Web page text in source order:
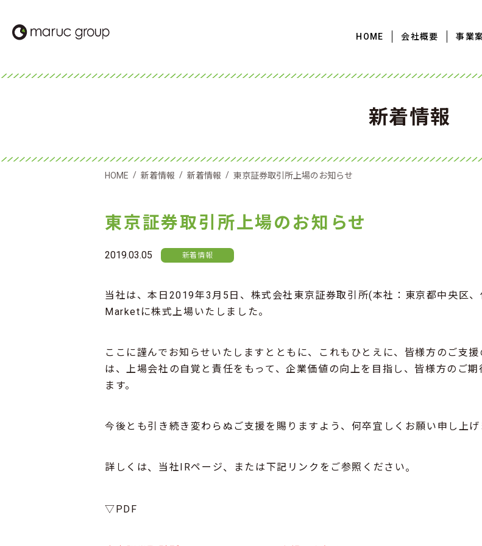
HOME 会社概要 事業
新着情報
HOME / 新着情報 / 新着情報 / 東京証券取引所上場のお知らせ
東京証券取引所上場のお知らせ
2019.03.05 新着情報
当社は、本日2019年3月5日、株式会社東京証券取引所(本社：東京都中央区
Marketに株式上場いたしました。
ここに謹んでお知らせいたしますとともに、これもひとえに、皆様方のご支
は、上場会社の自覚と責任をもって、企業価値の向上を目指し、皆様方のご
ます。
今後とも引き続き変わらぬご支援を賜りますよう、何卒宜しくお願い申し上げ
詳しくは、 当社IRページ、 または下記リンクをご参照ください。
▽PDF